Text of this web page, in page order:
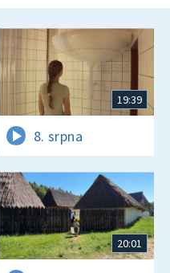
19:39
8. srpna
20:01